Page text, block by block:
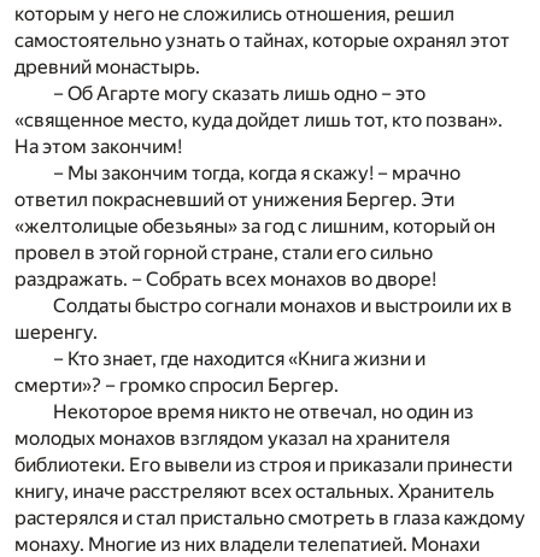
которым у него не сложились отношения, решил
самостоятельно узнать о тайнах, которые охранял этот
древний монастырь.
– Об Агарте могу сказать лишь одно – это
«священное место, куда дойдет лишь тот, кто позван».
На этом закончим!
– Мы закончим тогда, когда я скажу! – мрачно
ответил покрасневший от унижения Бергер. Эти
«желтолицые обезьяны» за год с лишним, который он
провел в этой горной стране, стали его сильно
раздражать. – Собрать всех монахов во дворе!
Солдаты быстро согнали монахов и выстроили их в
шеренгу.
– Кто знает, где находится «Книга жизни и
смерти»? – громко спросил Бергер.
Некоторое время никто не отвечал, но один из
молодых монахов взглядом указал на хранителя
библиотеки. Его вывели из строя и приказали принести
книгу, иначе расстреляют всех остальных. Хранитель
растерялся и стал пристально смотреть в глаза каждому
монаху. Многие из них владели телепатией. Монахи